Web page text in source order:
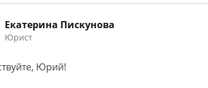
Екатерина Пискунова
Юрист
Юрий!